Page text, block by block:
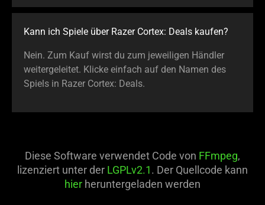
Kann ich Spiele über Razer Cortex: Deals kaufen?
Nein. Zum Kauf wirst du zum jeweiligen Händler
weitergeleitet. Klicke einfach auf den Namen des
Spiels in Razer Cortex: Deals.
Diese Software verwendet Code von FFmpeg,
lizenziert unter der LGPLv2.1. Der Quellcode kann
hierheruntergeladen werden